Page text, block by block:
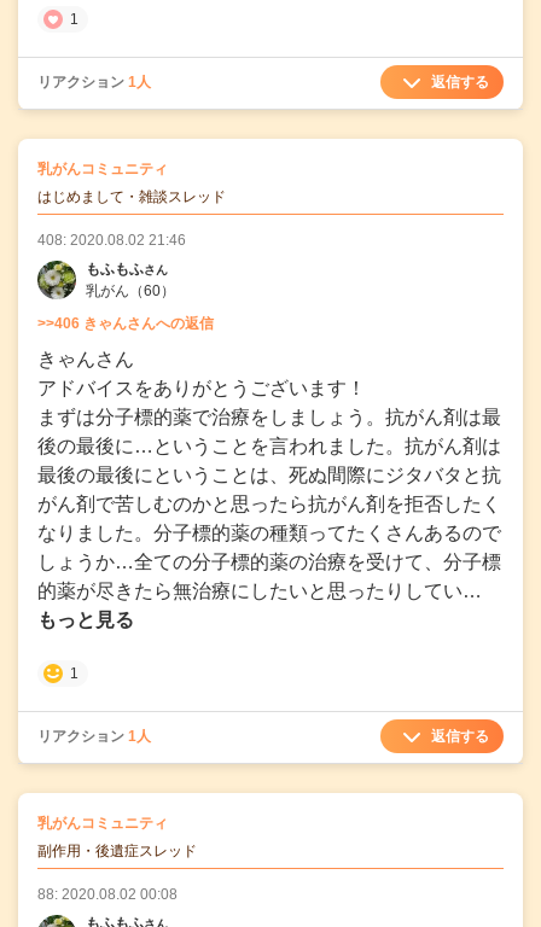
1
リアクション 1人 返信する
乳がんコミュニティ
はじめまして・雑談スレッド
408: 2020.08.02 21:46
もふもふさん
乳がん （60）
>>406 きゃんさんへの返信
きゃんさん
アドバイスをありがとうございます！
まずは分子標的薬で治療をしましょう。抗がん剤は最
後の最後に…ということを言われました。抗がん剤は
最後の最後にということは、死ぬ間際にジタバタと抗
がん剤で苦しむのかと思ったら抗がん剤を拒否したく
なりました。分子標的薬の種類ってたくさんあるので
しょうか…全ての分子標的薬の治療を受けて、分子標
的薬が尽きたら無治療にしたいと思ったりしてい…
もっと見る
1
リアクション 1人 返信する
乳がんコミュニティ
副作用・後遺症スレッド
88: 2020.08.02 00:08
もふもふさん